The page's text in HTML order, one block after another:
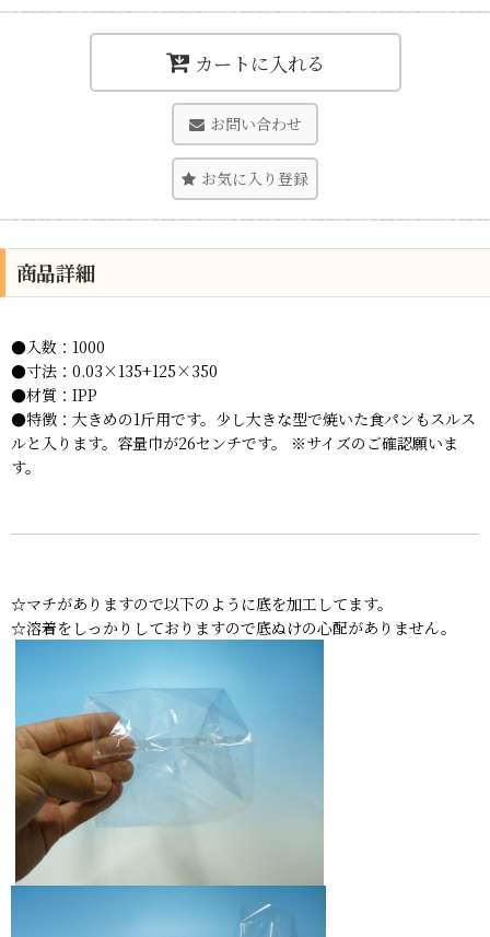
カートに入れる
お問い合わせ
お気に入り登録
商品詳細
●入数：1000
●寸法：0.03×135+125×350
●材質：IPP
●特徴：大きめの1斤用です。少し大きな型で焼いた食パンもスルス
ルと入ります。容量巾が26センチです。 ※サイズのご確認願いま
す。
☆マチがありますので以下のように底を加工してます。
☆溶着をしっかりしておりますので底ぬけの心配がありません。